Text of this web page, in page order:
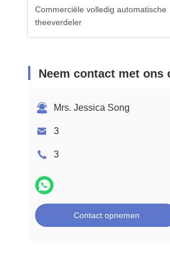
Commerciële volledig automatische
theeverdeler
Neem contact met ons
Mrs. Jessica Song
3
3
Contact opnemen